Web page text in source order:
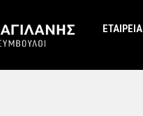
ΕΤΑΙΡΕΙΑ